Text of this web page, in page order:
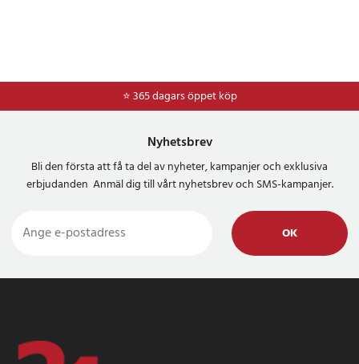
⭐ 365 dagars öppet köp
Nyhetsbrev
Bli den första att få ta del av nyheter, kampanjer och exklusiva
erbjudanden Anmäl dig till vårt nyhetsbrev och SMS-kampanjer.
OK